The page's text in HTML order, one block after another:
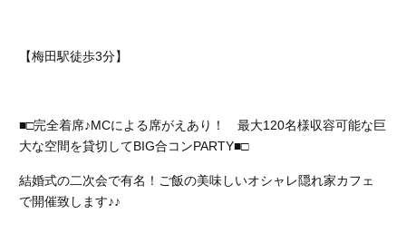
【梅田駅徒歩3分】
■□完全着席♪MCによる席がえあり！ 最大120名様収容可能な巨
大な空間を貸切してBIG合コンPARTY■□
結婚式の二次会で有名！ご飯の美味しいオシャレ隠れ家カフェ
で開催致します♪♪